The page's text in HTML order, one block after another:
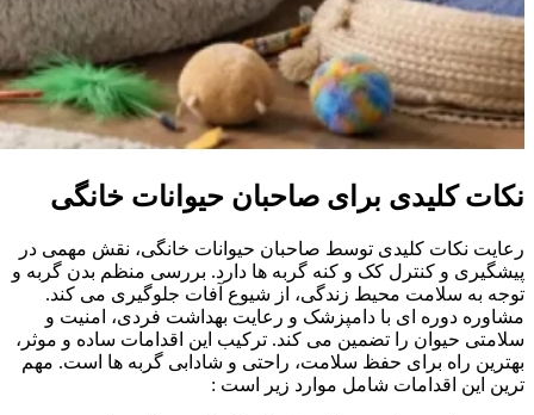
نکات کلیدی برای صاحبان حیوانات خانگی
رعایت نکات کلیدی توسط صاحبان حیوانات خانگی، نقش مهمی در
پیشگیری و کنترل کک و کنه گربه‌ ها دارد. بررسی منظم بدن گربه و
توجه به سلامت محیط زندگی، از شیوع آفات جلوگیری می‌ کند.
مشاوره دوره‌ ای با دامپزشک و رعایت بهداشت فردی، امنیت و
سلامتی حیوان را تضمین می‌ کند. ترکیب این اقدامات ساده و موثر،
بهترین راه برای حفظ سلامت، راحتی و شادابی گربه‌ ها است. مهم
ترین این اقدامات شامل موارد زیر است :